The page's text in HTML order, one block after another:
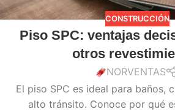
CONSTRUCCIÓN
Piso SPC: ventajas
otros
NORVENTAS
El piso SPC es ideal para baños,
alto tránsito. Conoce por qué